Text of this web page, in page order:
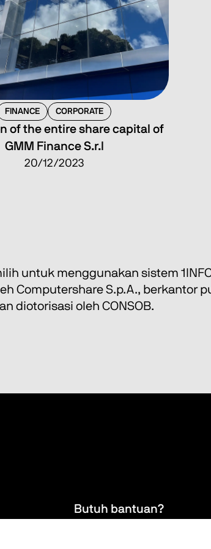
FINANCE CORPORATE
of the entire share capital of
GMM Finance S.r.l
20/12/2023
untuk menggunakan sistem
Computershare S.p.A., berkantor
diotorisasi oleh CONSOB.
Butuh bantuan?